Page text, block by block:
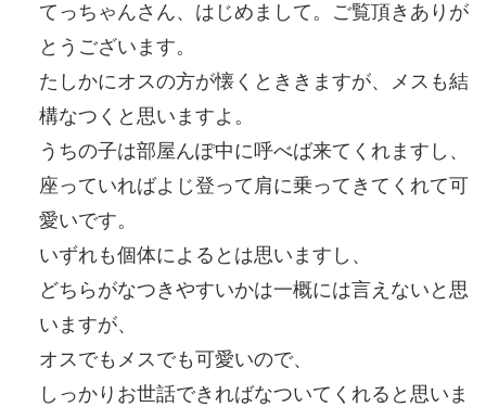
てっちゃんさん、はじめまして。ご覧頂きありが
とうございます。
たしかにオスの方が懐くとききますが、メスも結
構なつくと思いますよ。
うちの子は部屋んぽ中に呼べば来てくれますし、
座っていればよじ登って肩に乗ってきてくれて可
愛いです。
いずれも個体によるとは思いますし、
どちらがなつきやすいかは一概には言えないと思
いますが、
オスでもメスでも可愛いので、
しっかりお世話できればなついてくれると思いま